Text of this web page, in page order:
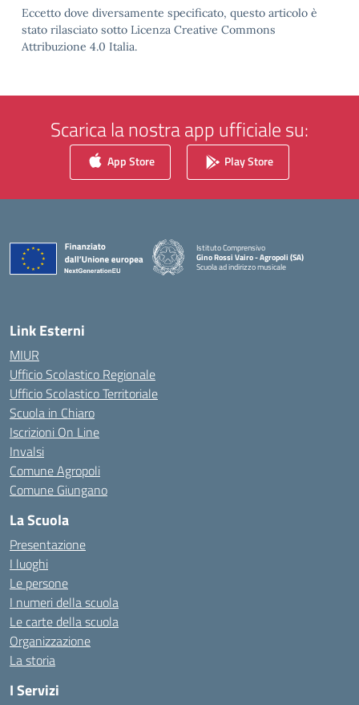
Eccetto dove diversamente specificato, questo articolo è
stato rilasciato sotto Licenza Creative Commons
Attribuzione 4.0 Italia.
Scarica la nostra app ufficiale su:
App Store Play Store
Istituto Comprensivo
Gino Rossi Vairo - Agropoli (SA)
Scuola ad indirizzo musicale
Link Esterni
MIUR
Ufficio Scolastico Regionale
Ufficio Scolastico Territoriale
Scuola in Chiaro
Iscrizioni On Line
Invalsi
Comune Agropoli
Comune Giungano
La Scuola
Presentazione
I luoghi
Le persone
I numeri della scuola
Le carte della scuola
Organizzazione
La storia
I Servizi